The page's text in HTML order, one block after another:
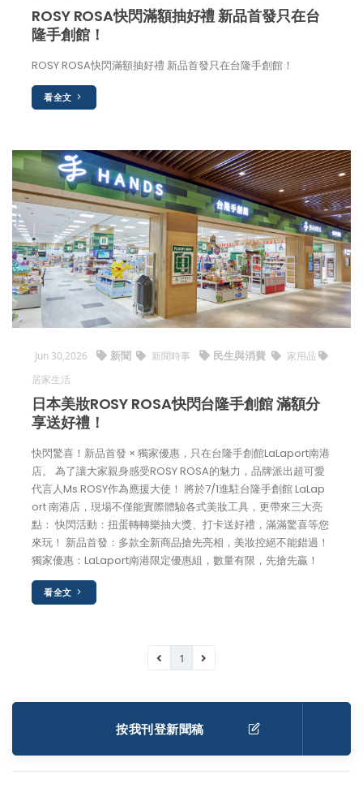
ROSY ROSA快閃滿額抽好禮 新品首發只在台
隆手創館！
ROSY ROSA快閃滿額抽好禮 新品首發只在台隆手創館！
看全文
Jun 30,2026 新聞 新聞時事 民生與消費
家用品
居家生活
日本美妝ROSY ROSA快閃台隆手創館 滿額分
享送好禮！
快閃驚喜！新品首發 × 獨家優惠，只在台隆手創館LaLaport南港
店。 為了讓大家親身感受ROSY ROSA的魅力，品牌派出超可愛
代言人Ms.ROSY作為應援大使！ 將於7/1進駐台隆手創館 LaLap
ort 南港店，現場不僅能實際體驗各式美妝工具，更帶來三大亮
點： 快閃活動：扭蛋轉轉樂抽大獎、打卡送好禮，滿滿驚喜等您
來玩！ 新品首發：多款全新商品搶先亮相，美妝控絕不能錯過！
獨家優惠：LaLaport南港限定優惠組，數量有限，先搶先贏！
看全文
1
按我刊登新聞稿